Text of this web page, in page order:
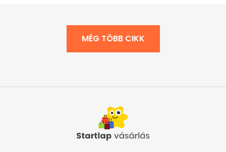
MÉG TÖBB CIKK